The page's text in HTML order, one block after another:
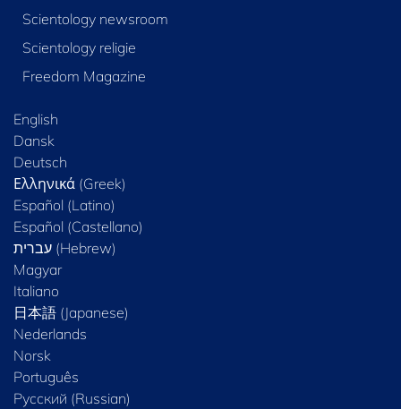
Scientology newsroom
Scientology religie
Freedom Magazine
English
Dansk
Deutsch
Ελληνικά (Greek)
Español (Latino)
Español (Castellano)
Magyar
Italiano
日本語 (Japanese)
Nederlands
Norsk
Português
Русский (Russian)